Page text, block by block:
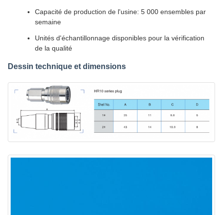
Capacité de production de l'usine: 5 000 ensembles par
semaine
Unités d'échantillonnage disponibles pour la vérification
de la qualité
Dessin technique et dimensions